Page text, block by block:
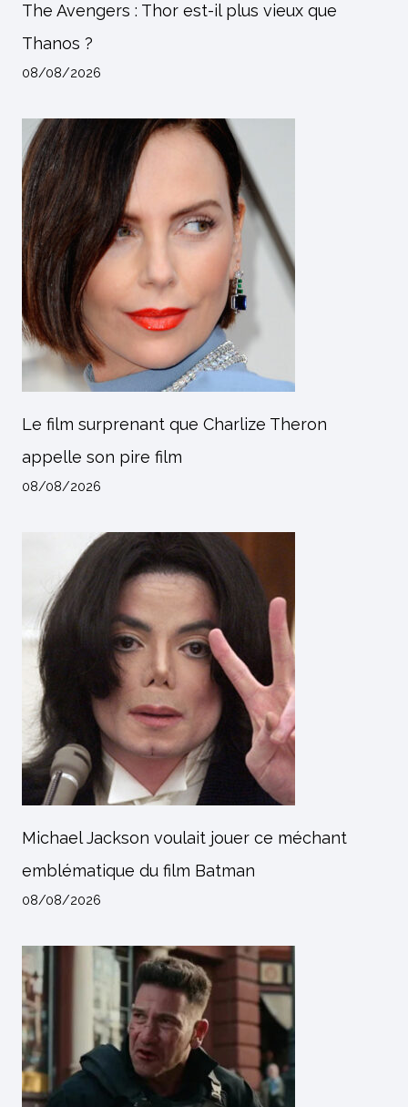
The Avengers : Thor est-il plus vieux que
Thanos ?
08/08/2026
Le film surprenant que Charlize Theron
appelle son pire film
08/08/2026
Michael Jackson voulait jouer ce méchant
emblématique du film Batman
08/08/2026